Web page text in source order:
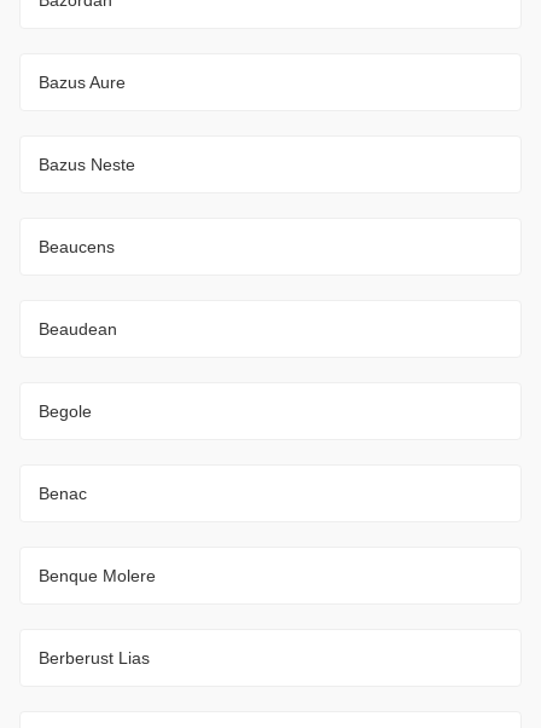
Bazus Aure
Bazus Neste
Beaucens
Beaudean
Begole
Benac
Benque Molere
Berberust Lias